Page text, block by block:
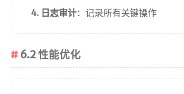
日志审计：记录所有关键操作
6.2 性能优化